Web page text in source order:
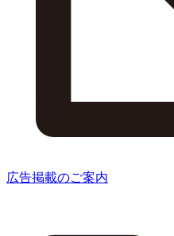
広告掲載のご案内